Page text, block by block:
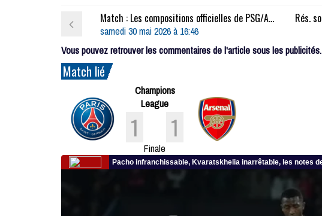
Match : Les compositions officielles de PSG/Arsenal dévoilées, Zaïre-Emery remplaçant, une surprise côté Arsenal
samedi 30 mai 2026 à 16:46
Vous pouvez retrouver les commentaires de l'article sous les publicités.
Match lié
Champions
League
1 1
Finale